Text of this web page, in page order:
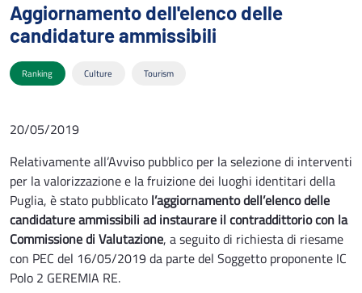
Aggiornamento dell'elenco delle
candidature ammissibili
Ranking Culture Tourism
20/05/2019
Relativamente all’Avviso pubblico per la selezione di interventi
per la valorizzazione e la fruizione dei luoghi identitari della
Puglia, è stato pubblicato l’aggiornamento dell’elenco delle
candidature ammissibili ad instaurare il contraddittorio con la
Commissione di Valutazione, a seguito di richiesta di riesame
con PEC del 16/05/2019 da parte del Soggetto proponente IC
Polo 2 GEREMIA RE.